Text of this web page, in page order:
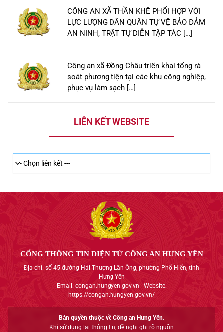
CÔNG AN XÃ THẦN KHÊ PHỐI HỢP VỚI
LỰC LƯỢNG DÂN QUÂN TỰ VỆ BẢO ĐẢM
AN NINH, TRẬT TỰ DIỄN TẬP TÁC […]
Công an xã Đồng Châu triển khai tổng rà
soát phương tiện tại các khu công nghiệp,
phục vụ làm sạch […]
LIÊN KẾT WEBSITE
CỔNG THÔNG TIN ĐIỆN TỬ CÔNG AN HƯNG YÊN
Địa chỉ: số 45 đường Hải Thượng Lãn Ông, phường Phố Hiến, tỉnh
Hưng Yên
Email: congan.hungyen.gov.vn - Website:
https://congan.hungyen.gov.vn/
Bản quyền thuộc về Công an Hưng Yên.
Khi sử dụng lại thông tin, đề nghị ghi rõ nguồn